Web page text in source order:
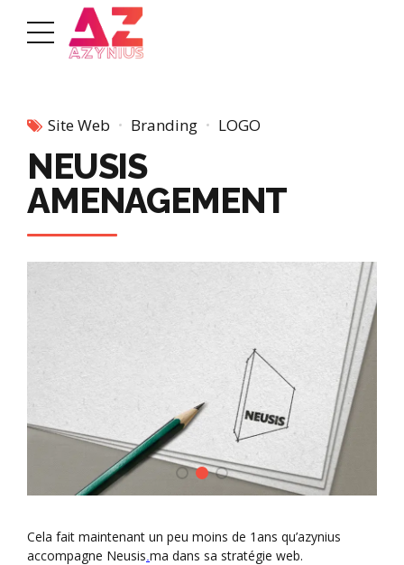
Site Web Branding LOGO
NEUSIS
AMENAGEMENT
Cela fait maintenant un peu moins de 1ans qu’azynius
accompagne Neusis ma dans sa stratégie web.